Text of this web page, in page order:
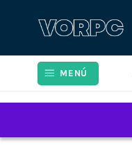
MENÚ